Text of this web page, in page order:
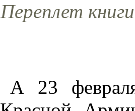
Переплет
А 23